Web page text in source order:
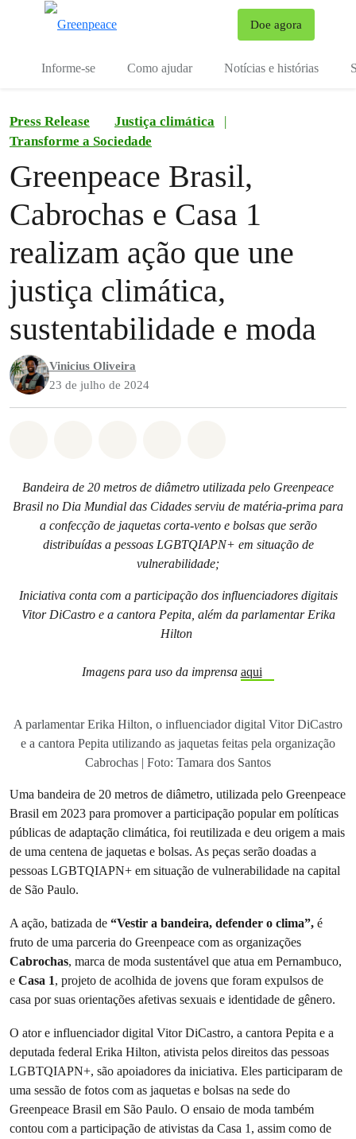
Doe agora
Informe-se Como ajudar Notícias e histórias
Press Release Justiça climática
|
Transforme a Sociedade
Greenpeace Brasil,
Cabrochas e Casa 1
realizam ação que une
justiça climática,
sustentabilidade e moda
Vinicius Oliveira
23 de julho de 2024
Bandeira de 20 metros de diâmetro utilizada pelo Greenpeace
Brasil no Dia Mundial das Cidades serviu de matéria-prima para
a confecção de jaquetas corta-vento e bolsas que serão
distribuídas a pessoas LGBTQIAPN+ em situação de
vulnerabilidade;
Iniciativa conta com a participação dos influenciadores digitais
Vitor DiCastro e a cantora Pepita, além da parlamentar Erika
Hilton
Imagens para uso da imprensa aqui
A parlamentar Erika Hilton, o influenciador digital Vitor DiCastro
e a cantora Pepita utilizando as jaquetas feitas pela organização
Cabrochas | Foto: Tamara dos Santos
Uma bandeira de 20 metros de diâmetro, utilizada pelo Greenpeace
Brasil em 2023 para promover a participação popular em políticas
públicas de adaptação climática, foi reutilizada e deu origem a mais
de uma centena de jaquetas e bolsas. As peças serão doadas a
pessoas LGBTQIAPN+ em situação de vulnerabilidade na capital
de São Paulo.
A ação, batizada de “Vestir a bandeira, defender o clima”, é
fruto de uma parceria do Greenpeace com as organizações
Cabrochas, marca de moda sustentável que atua em Pernambuco,
e Casa 1, projeto de acolhida de jovens que foram expulsos de
casa por suas orientações afetivas sexuais e identidade de gênero.
O ator e influenciador digital Vitor DiCastro, a cantora Pepita e a
deputada federal Erika Hilton, ativista pelos direitos das pessoas
LGBTQIAPN+, são apoiadores da iniciativa. Eles participaram de
uma sessão de fotos com as jaquetas e bolsas na sede do
Greenpeace Brasil em São Paulo. O ensaio de moda também
contou com a participação de ativistas da Casa 1, assim como de